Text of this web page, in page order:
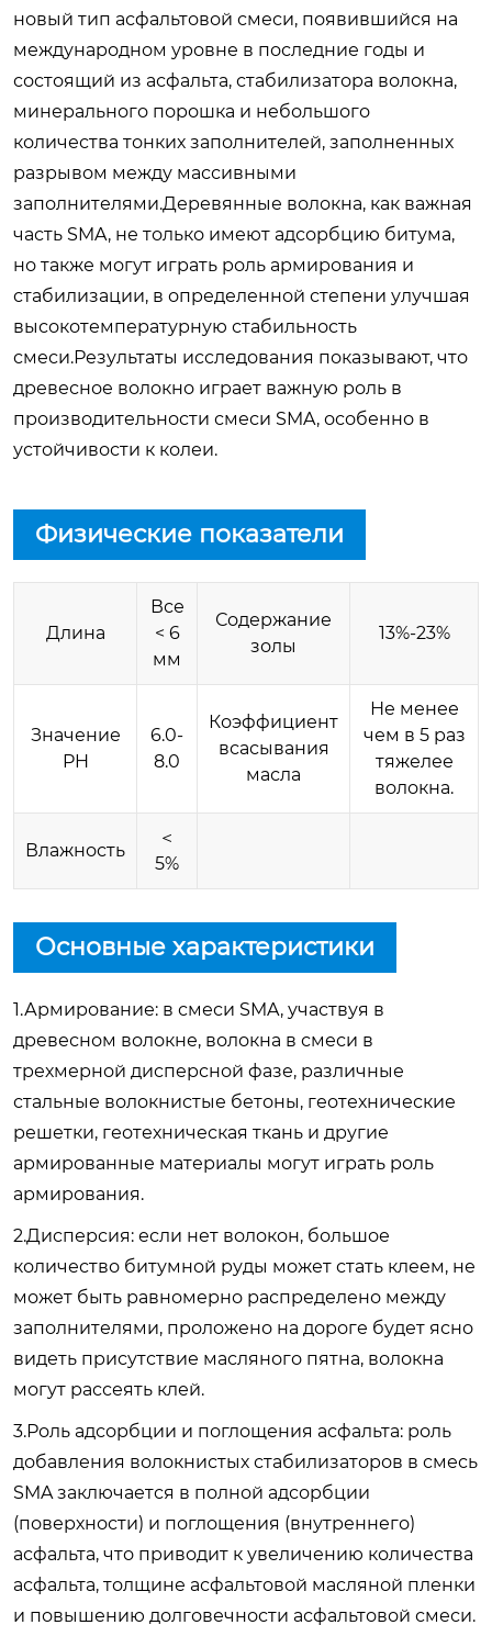
новый тип асфальтовой смеси, появившийся на
международном уровне в последние годы и
состоящий из асфальта, стабилизатора волокна,
минерального порошка и небольшого
количества тонких заполнителей, заполненных
разрывом между массивными
заполнителями.Деревянные волокна, как важная
часть SMA, не только имеют адсорбцию битума,
но также могут играть роль армирования и
стабилизации, в определенной степени улучшая
высокотемпературную стабильность
смеси.Результаты исследования показывают, что
древесное волокно играет важную роль в
производительности смеси SMA, особенно в
устойчивости к колеи.
Физические показатели
Длина
Все
< 6
мм
Содержание
золы
13%-23%
Значение
PH
6.0-
8.0
Коэффициент
всасывания
масла
Не менее
чем в 5 раз
тяжелее
волокна.
Влажность
＜
5%
Основные характеристики
1.Армирование: в смеси SMA, участвуя в
древесном волокне, волокна в смеси в
трехмерной дисперсной фазе, различные
стальные волокнистые бетоны, геотехнические
решетки, геотехническая ткань и другие
армированные материалы могут играть роль
армирования.
2.Дисперсия: если нет волокон, большое
количество битумной руды может стать клеем, не
может быть равномерно распределено между
заполнителями, проложено на дороге будет ясно
видеть присутствие масляного пятна, волокна
могут рассеять клей.
3.Роль адсорбции и поглощения асфальта: роль
добавления волокнистых стабилизаторов в смесь
SMA заключается в полной адсорбции
(поверхности) и поглощения (внутреннего)
асфальта, что приводит к увеличению количества
асфальта, толщине асфальтовой масляной пленки
и повышению долговечности асфальтовой смеси.